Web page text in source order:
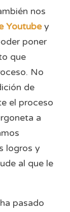
nos
Youtubey
poner
que
No
de
el proceso
a
logros y
al que le
pasado